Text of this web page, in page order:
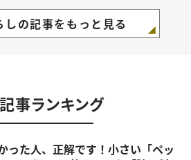
しの記事をもっと見る
事ランキング
った人、正解です！小さい「ペッ